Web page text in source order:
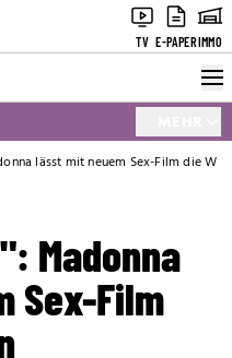
TV E-PAPERIMMO
lässt mit neuem Sex-Film die
Madonna
Sex-Film